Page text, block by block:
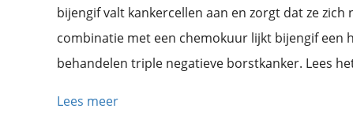
bijengif valt kankercellen aan en zorgt dat ze
combinatie met een chemokuur lijkt bijengif een
behandelen triple negatieve borstkanker. Lees
Lees meer